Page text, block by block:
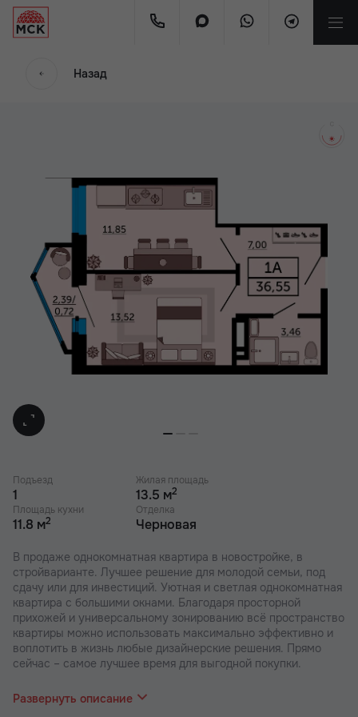
Назад
Подъезд
1
Жилая площадь
13.5 м2
Площадь кухни
11.8 м2
Отделка
Черновая
В продаже однокомнатная квартира в новостройке, в
стройварианте. Лучшее решение для молодой семьи, под
сдачу или для инвестиций. Уютная и светлая однокомнатная
квартира с большими окнами. Благодаря просторной
прихожей и универсальному зонированию всё пространство
квартиры можно использовать максимально эффективно и
воплотить в жизнь любые дизайнерские решения. Прямо
сейчас – самое лучшее время для выгодной покупки.
отделе продаж вас проконсультируют по актуальным
предложениям.
Развернуть описание